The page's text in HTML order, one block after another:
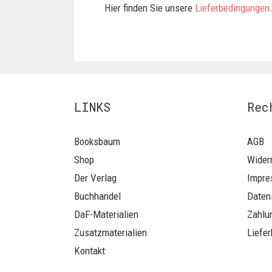
Hier finden Sie unsere Lieferbedingungen.
LINKS
Booksbaum
Shop
Der Verlag
Buchhandel
DaF-Materialien
Zusatzmaterialien
Kontakt
AGB